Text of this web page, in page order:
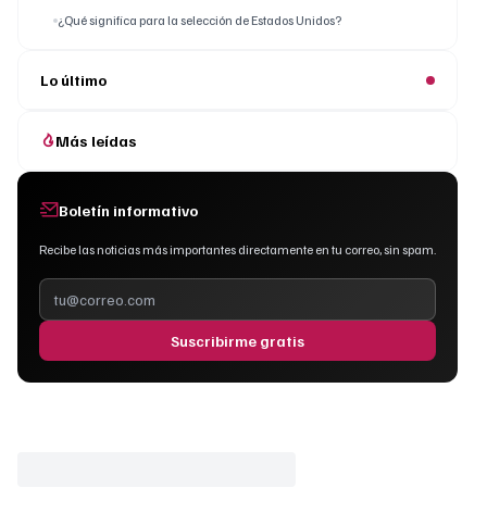
¿Qué significa para la selección de Estados Unidos?
Lo último
Más leídas
Boletín informativo
Recibe las noticias más importantes directamente en tu correo, sin spam.
Suscribirme gratis